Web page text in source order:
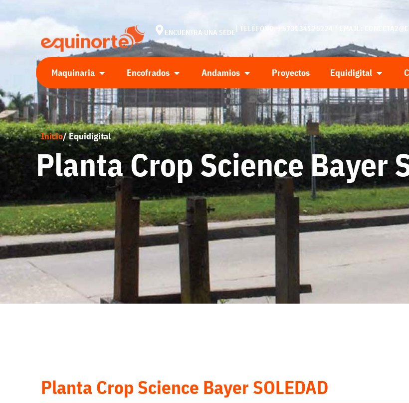
ENCUENTRA UNA SEDE| TELÉFONO: +573134125224 | EMAIL:
Maquinaria Encofrados Andamios Proyectos Equidigital
Inicio/ Equidigital
Planta Crop Science Bayer
Planta Crop Science Bayer SOLEDAD